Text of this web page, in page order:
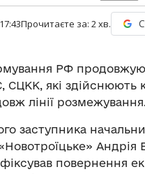
Прочитаєте за: 2хв.
РФ
СЦКК, які
лінії
заступника
Андрія
повернення